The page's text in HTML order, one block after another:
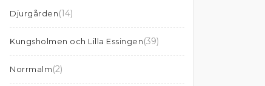
Djurgården(14)
Kungsholmen och Lilla Essingen(39)
Norrmalm(2)